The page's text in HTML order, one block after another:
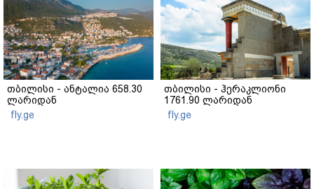
თბილისი - ანტალია 658.30
ლარიდან
fly.ge
თბილისი - ჰერაკლიონი
1761.90 ლარიდან
fly.ge